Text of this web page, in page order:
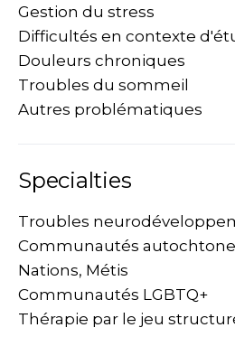
Gestion du stress
Difficultés en contexte
Douleurs chroniques
Troubles du sommeil
Autres problématiques
Specialties
Troubles
Communautés
Nations, Métis
Communautés LGBTQ+
Thérapie par le jeu